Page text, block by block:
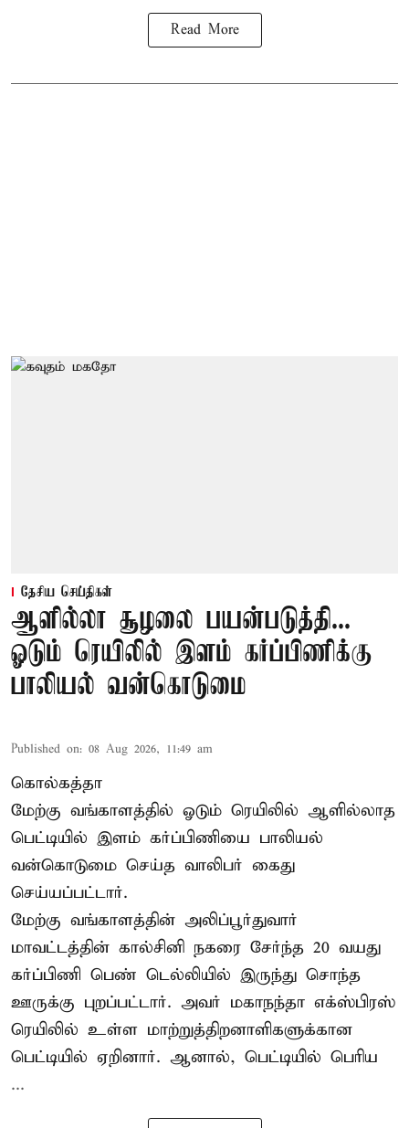
Read More
தேசிய செய்திகள்
ஆளில்லா சூழலை பயன்படுத்தி...
ஓடும் ரெயிலில் இளம் கர்ப்பிணிக்கு
பாலியல் வன்கொடுமை
Published on: 08 Aug 2026, 11:49 am
கொல்கத்தா
மேற்கு வங்காளத்தில் ஓடும் ரெயிலில் ஆளில்லாத
பெட்டியில் இளம் கர்ப்பிணியை பாலியல்
வன்கொடுமை செய்த வாலிபர் கைது
செய்யப்பட்டார்.
மேற்கு வங்காளத்தின் அலிப்பூர்துவார்
மாவட்டத்தின் கால்சினி நகரை சேர்ந்த 20 வயது
கர்ப்பிணி பெண் டெல்லியில் இருந்து சொந்த
ஊருக்கு புறப்பட்டார். அவர் மகாநந்தா எக்ஸ்பிரஸ்
ரெயிலில் உள்ள மாற்றுத்திறனாளிகளுக்கான
பெட்டியில் ஏறினார். ஆனால், பெட்டியில் பெரிய
...